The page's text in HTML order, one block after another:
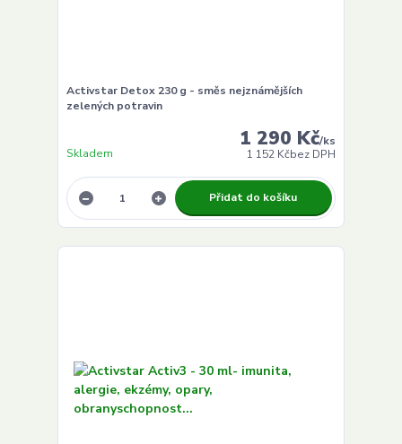
Activstar Detox 230 g - směs nejznámějších
zelených potravin
1 290 Kč/ks
1 152 Kčbez DPH
Skladem
Přidat do košíku